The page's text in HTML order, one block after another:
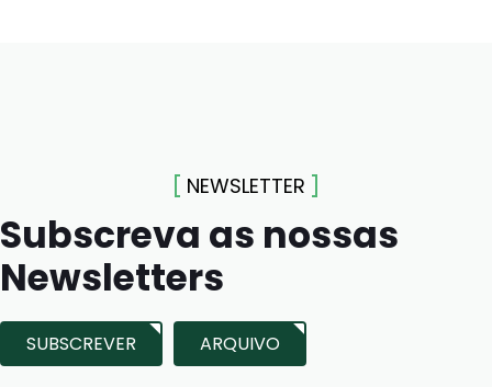
NEWSLETTER
Subscreva as nossas
Newsletters
SUBSCREVER ARQUIVO